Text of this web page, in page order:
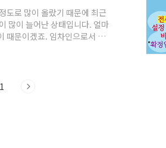
도로 많이 올랐기 때문에 최근
많이 늘어난 상태입니다. 얼마
때문이겠죠. 임차인으로서 전
측면에서의 전세권 설정이
권 설정이란? ▶ 임대인과 임
1